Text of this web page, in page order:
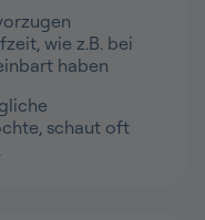
wie z.B. bei
haben
schaut oft